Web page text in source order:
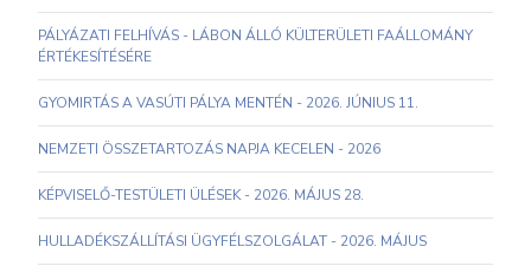
PÁLYÁZATI FELHÍVÁS - LÁBON ÁLLÓ KÜLTERÜLETI FAÁLLOMÁNY
ÉRTÉKESÍTÉSÉRE
GYOMIRTÁS A VASÚTI PÁLYA MENTÉN - 2026. JÚNIUS 11.
NEMZETI ÖSSZETARTOZÁS NAPJA KECELEN - 2026
KÉPVISELŐ-TESTÜLETI ÜLÉSEK - 2026. MÁJUS 28.
HULLADÉKSZÁLLÍTÁSI ÜGYFÉLSZOLGÁLAT - 2026. MÁJUS